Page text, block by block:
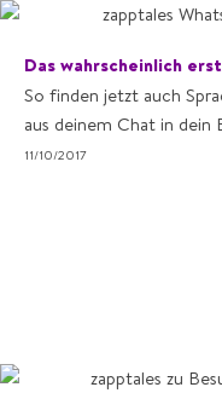
Das wahrscheinlich
So finden jetzt auch
aus deinem Chat in dein
11/10/2017